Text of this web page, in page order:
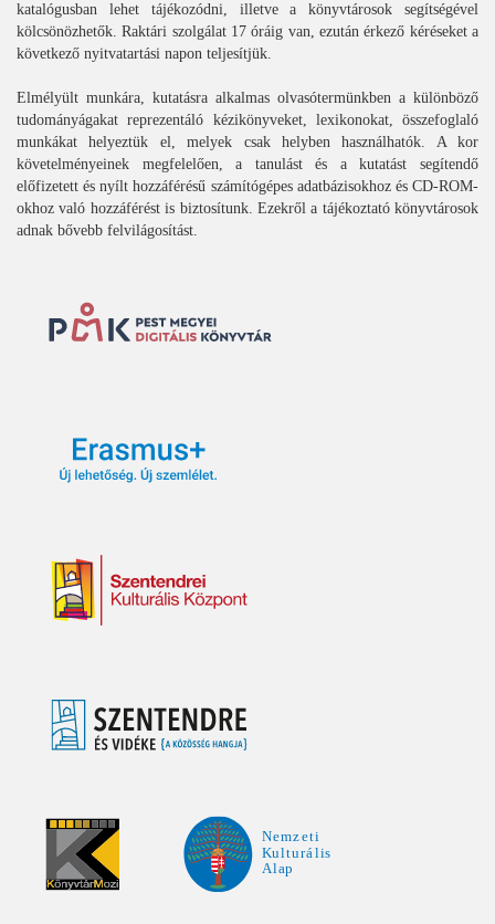
katalógusban lehet tájékozódni, illetve a könyvtárosok segítségével
kölcsönözhetők. Raktári szolgálat 17 óráig van, ezután érkező kéréseket a
következő nyitvatartási napon teljesítjük.
Elmélyült munkára, kutatásra alkalmas olvasótermünkben a különböző
tudományágakat reprezentáló kézikönyveket, lexikonokat, összefoglaló
munkákat helyeztük el, melyek csak helyben használhatók. A kor
követelményeinek megfelelően, a tanulást és a kutatást segítendő
előfizetett és nyílt hozzáférésű számítógépes adatbázisokhoz és CD-ROM-
okhoz való hozzáférést is biztosítunk. Ezekről a tájékoztató könyvtárosok
adnak bővebb felvilágosítást.